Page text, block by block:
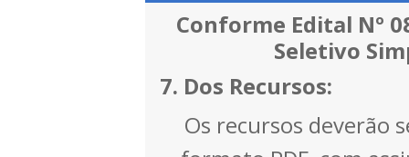
Conforme Edital Nº
Seletivo
7. Dos Recursos:
Os recursos deverão